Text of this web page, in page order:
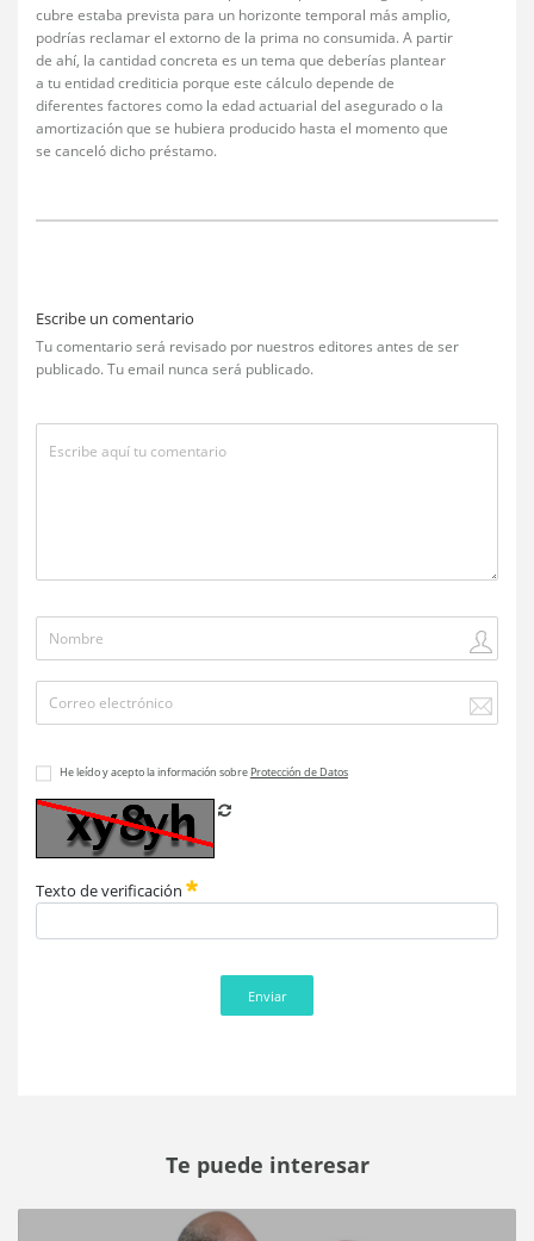
cubre estaba prevista para un horizonte temporal más amplio,
podrías reclamar el extorno de la prima no consumida. A partir
de ahí, la cantidad concreta es un tema que deberías plantear
a tu entidad crediticia porque este cálculo depende de
diferentes factores como la edad actuarial del asegurado o la
amortización que se hubiera producido hasta el momento que
se canceló dicho préstamo.
Escribe un comentario
Tu comentario será revisado por nuestros editores antes de ser
publicado. Tu email nunca será publicado.
He leído y acepto la información sobre Protección de Datos
Texto de verificación
Enviar
Te puede interesar